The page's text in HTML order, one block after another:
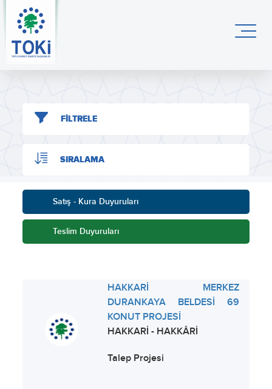
FİLTRELE
SIRALAMA
Satış - Kura Duyuruları
Teslim Duyuruları
HAKKARİ MERKEZ
DURANKAYA BELDESİ 69
KONUT PROJESİ
HAKKARİ - HAKKÂRİ
Talep Projesi